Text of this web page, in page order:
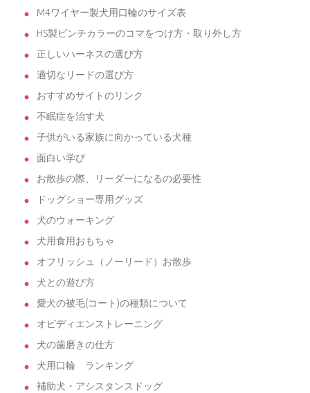
M4ワイヤー製犬用口輪のサイズ表
HS製ピンチカラーのコマをつけ方・取り外し方
正しいハーネスの選び方
適切なリードの選び方
おすすめサイトのリンク
不眠症を治す犬
子供がいる家族に向かっている犬種
面白い学び
お散歩の際、リーダーになるの必要性
ドッグショー専用グッズ
犬のウォーキング
犬用食用おもちゃ
オフリッシュ（ノーリード）お散歩
犬との遊び方
愛犬の被毛(コート)の種類について
オビディエンストレーニング
犬の歯磨きの仕方
犬用口輪 ランキング
補助犬・アシスタンスドッグ